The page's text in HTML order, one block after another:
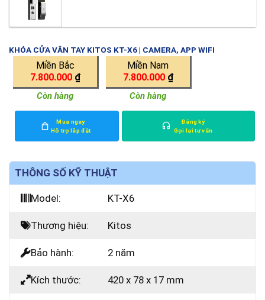
KHÓA CỬA VÂN TAY KITOS KT-X6 | CAMERA, APP WIFI
Miền Bắc
7.800.000 ₫
Còn hàng
Miền Nam
7.800.000 ₫
Còn hàng
Mua ngay
Hỗ trợ lắp đặt
Đăng ký
Gọi lại tư vấn
THÔNG SỐ KỸ THUẬT
Model: KT-X6
Thương hiệu: Kitos
Bảo hành: 2 năm
Kích thước: 420 x 78 x 17 mm